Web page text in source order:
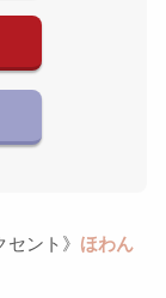
ント》 ほわん